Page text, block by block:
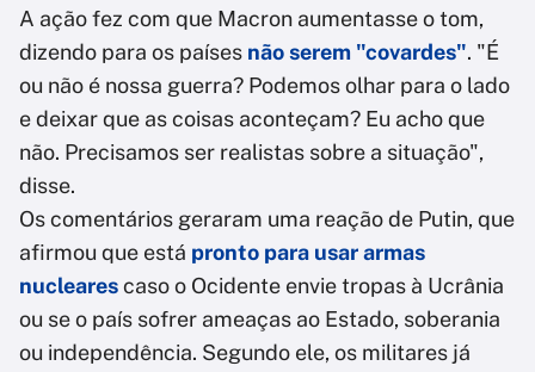
A ação fez com que Macron aumentasse o tom,
dizendo para os países não serem "covardes". "É
ou não é nossa guerra? Podemos olhar para o lado
e deixar que as coisas aconteçam? Eu acho que
não. Precisamos ser realistas sobre a situação",
disse.
Os comentários geraram uma reação de Putin, que
afirmou que está pronto para usar armas
nuclearescaso o Ocidente envie tropas à Ucrânia
ou se o país sofrer ameaças ao Estado, soberania
ou independência. Segundo ele, os militares já